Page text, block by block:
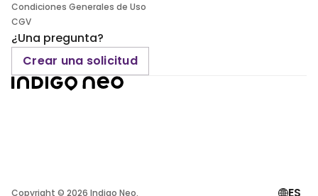
Condiciones Generales de Uso
CGV
¿Una pregunta?
Crear una solicitud
Copyright © 2026 Indigo Neo.